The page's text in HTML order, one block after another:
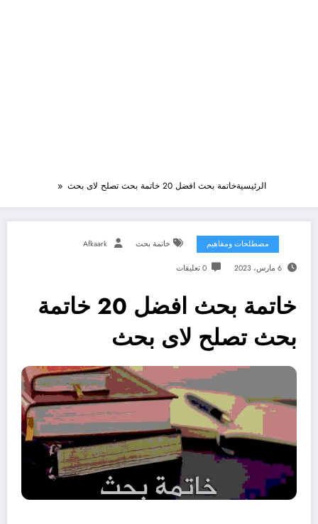
الرئيسيةخاتمة بحث افضل 20 خاتمة بحث تصلح لاى بحث
مصطلحات ومفاهيم خاتمة بحث Afkaark
6 مارس، 2023 0 تعليقات
خاتمة بحث افضل 20 خاتمة
بحث تصلح لاى بحث